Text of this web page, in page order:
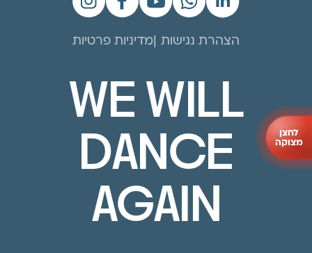
הצהרת נגישות מדיניות פרטיות
WE WILL
DANCE
AGAIN
לחצן
מצוקה